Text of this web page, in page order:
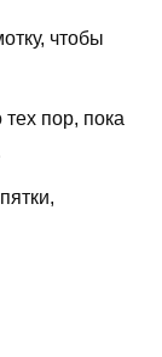
чтобы
пор, пока